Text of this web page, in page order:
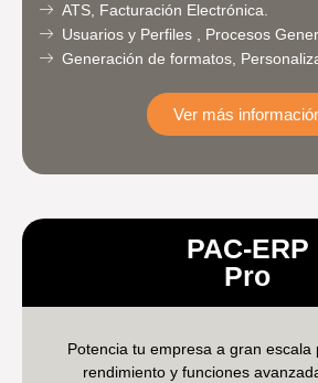
ATS, Facturación Electrónica.
Usuarios y Perfiles , Procesos
Generación de formatos,
Ver más
PAC-ERP
Pro
Potencia tu empresa a gran escala
rendimiento y funciones